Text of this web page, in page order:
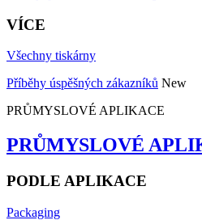
VÍCE
Všechny tiskárny
Příběhy úspěšných zákazníků New
PRŮMYSLOVÉ APLIKACE
PRŮMYSLOVÉ
PODLE APLIKACE
Packaging